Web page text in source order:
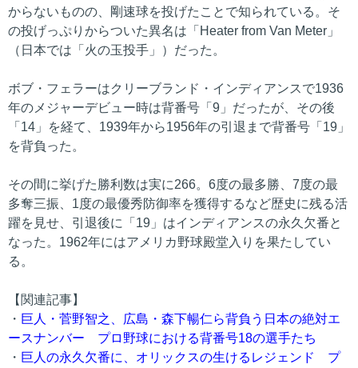
からないものの、剛速球を投げたことで知られている。そ
の投げっぷりからついた異名は「Heater from Van Meter」
（日本では「火の玉投手」）だった。
ボブ・フェラーはクリーブランド・インディアンスで1936
年のメジャーデビュー時は背番号「9」だったが、その後
「14」を経て、1939年から1956年の引退まで背番号「19」
を背負った。
その間に挙げた勝利数は実に266。6度の最多勝、7度の最
多奪三振、1度の最優秀防御率を獲得するなど歴史に残る活
躍を見せ、引退後に「19」はインディアンスの永久欠番と
なった。1962年にはアメリカ野球殿堂入りを果たしてい
る。
【関連記事】
・ 巨人・菅野智之、広島・森下暢仁ら背負う日本の絶対エ
ースナンバー プロ野球における背番号18の選手たち
・ 巨人の永久欠番に、オリックスの生けるレジェンド プ